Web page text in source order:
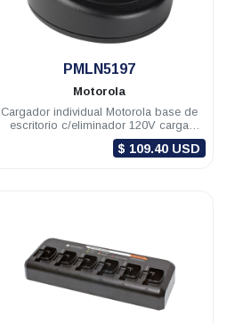
PMLN5197
Motorola
Cargador individual Motorola base de
escritorio c/eliminador 120V carga
rápida PRO5150/7150
$ 109.40 USD